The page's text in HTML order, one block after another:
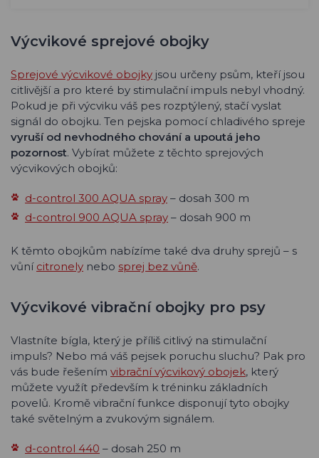
Výcvikové sprejové obojky
Sprejové výcvikové obojky jsou určeny psům, kteří jsou
citlivější a pro které by stimulační impuls nebyl vhodný.
Pokud je při výcviku váš pes rozptýlený, stačí vyslat
signál do obojku. Ten pejska pomocí chladivého spreje
vyruší od nevhodného chování a upoutá jeho
pozornost. Vybírat můžete z těchto sprejových
výcvikových obojků:
d-control 300 AQUA spray – dosah 300 m
d-control 900 AQUA spray – dosah 900 m
K těmto obojkům nabízíme také dva druhy sprejů – s
vůní citronely nebo sprej bez vůně.
Výcvikové vibrační obojky pro psy
Vlastníte bígla, který je příliš citlivý na stimulační
impuls? Nebo má váš pejsek poruchu sluchu? Pak pro
vás bude řešením vibrační výcvikový obojek, který
můžete využít především k tréninku základních
povelů. Kromě vibrační funkce disponují tyto obojky
také světelným a zvukovým signálem.
d-control 440 – dosah 250 m